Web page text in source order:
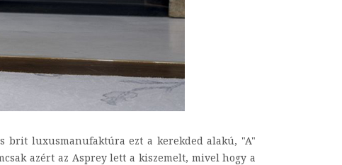
brit luxusmanufaktúra ezt a kerekded alakú, "A"
azért az Asprey lett a kiszemelt, mivel hogy a